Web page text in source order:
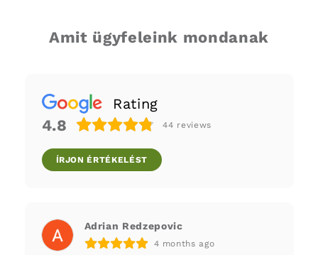
Amit ügyfeleink mondanak
Rating
4.8 44 reviews
ÍRJON ÉRTÉKELÉST
Adrian Redzepovic
4 months ago